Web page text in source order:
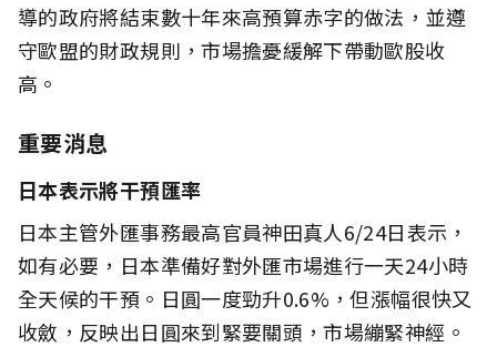
導的政府將結束數十年來高預算赤字的做法，並遵
守歐盟的財政規則，市場擔憂緩解下帶動歐股收
高。
重要消息
日本表示將干預匯率
日本主管外匯事務最高官員神田真人6/24日表示，
如有必要，日本準備好對外匯市場進行一天24小時
全天候的干預。日圓一度勁升0.6%，但漲幅很快又
收斂，反映出日圓來到緊要關頭，市場繃緊神經。